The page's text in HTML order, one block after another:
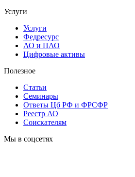
Услуги
Услуги
Федресурс
АО и ПАО
Цифровые активы
Полезное
Статьи
Cеминары
Ответы Цб РФ и ФРСФР
Реестр АО
Соискателям
Мы в соцсетях